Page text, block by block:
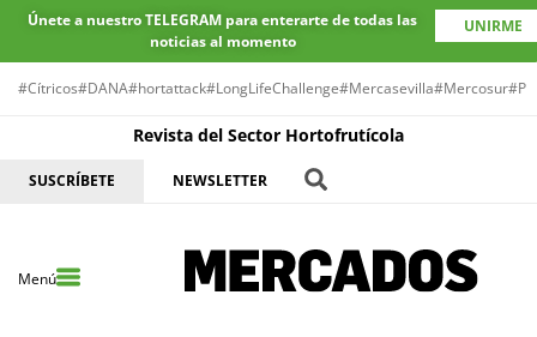
Únete a nuestro TELEGRAM para enterarte de todas las
noticias al momento
UNIRME
#Cítricos#DANA#hortattack#LongLifeChallenge#Mercasevilla#Mercosur
Revista del Sector Hortofrutícola
SUSCRÍBETE NEWSLETTER
Menú